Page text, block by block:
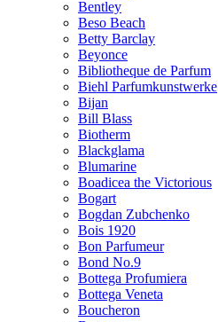
Bentley
Beso Beach
Betty Barclay
Beyonce
Bibliotheque de Parfum
Biehl Parfumkunstwerke
Bijan
Bill Blass
Biotherm
Blackglama
Blumarine
Boadicea the Victorious
Bogart
Bogdan Zubchenko
Bois 1920
Bon Parfumeur
Bond No.9
Bottega Profumiera
Bottega Veneta
Boucheron